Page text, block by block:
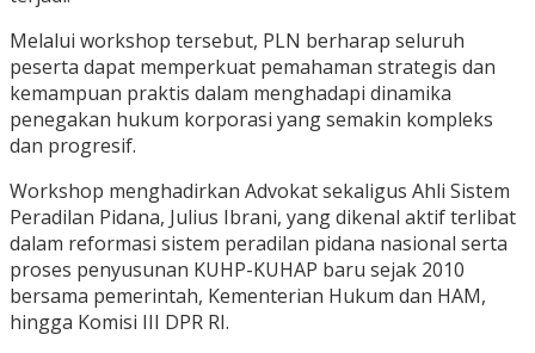
Melalui workshop tersebut, PLN berharap seluruh
peserta dapat memperkuat pemahaman strategis dan
kemampuan praktis dalam menghadapi dinamika
penegakan hukum korporasi yang semakin kompleks
dan progresif.
Workshop menghadirkan Advokat sekaligus Ahli Sistem
Peradilan Pidana, Julius Ibrani, yang dikenal aktif terlibat
dalam reformasi sistem peradilan pidana nasional serta
proses penyusunan KUHP-KUHAP baru sejak 2010
bersama pemerintah, Kementerian Hukum dan HAM,
hingga Komisi III DPR RI.